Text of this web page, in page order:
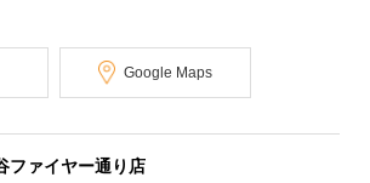
Google Maps
ファイヤー通り店